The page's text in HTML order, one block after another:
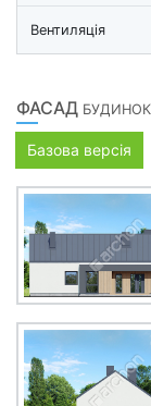
Вентиляція
ФАСАД
Базова версія